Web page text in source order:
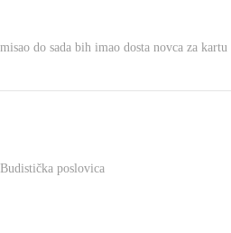
do sada bih imao dosta novca za kartu
poslovica